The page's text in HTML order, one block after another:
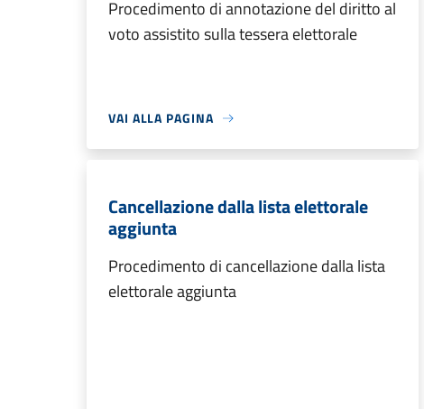
Procedimento di annotazione del diritto al
voto assistito sulla tessera elettorale
VAI ALLA PAGINA
Cancellazione dalla lista elettorale
aggiunta
Procedimento di cancellazione dalla lista
elettorale aggiunta